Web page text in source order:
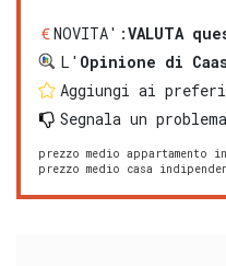
NOVITA':VALUTA
L' Opinione di
Aggiungi ai
Segnala un problema
prezzo medio appartamento
prezzo medio casa